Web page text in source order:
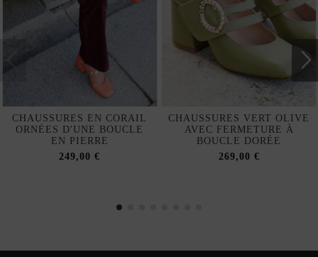
CHAUSSURES EN CORAIL
ORNÉES D'UNE BOUCLE
EN PIERRE
249,00 €
CHAUSSURES VERT OLIVE
AVEC FERMETURE À
BOUCLE DORÉE
269,00 €